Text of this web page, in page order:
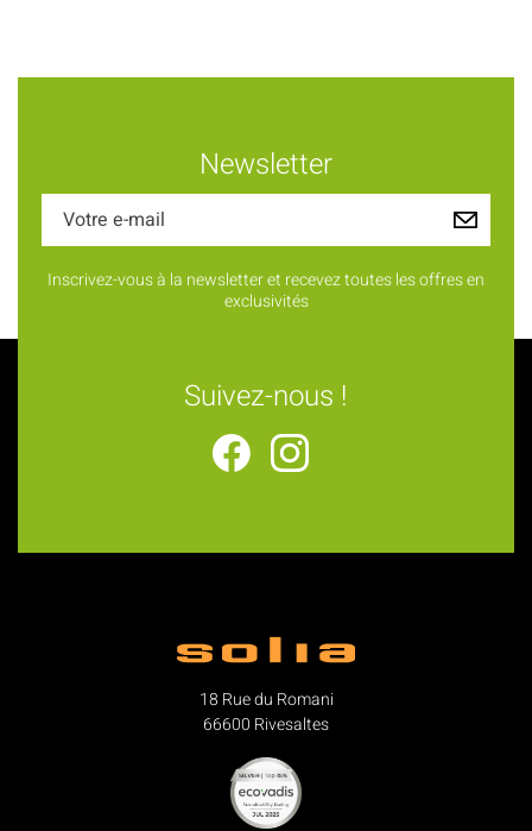
Newsletter
Inscrivez-vous à la newsletter et recevez toutes les offres en
exclusivités
Suivez-nous !
18 Rue du Romani
66600 Rivesaltes